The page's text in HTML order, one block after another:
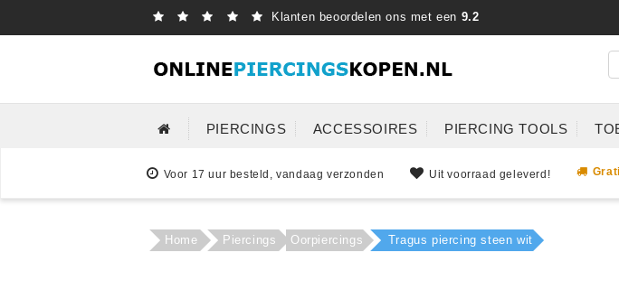
Klanten beoordelen ons met een 9.2
PIERCINGS ACCESSOIRES PIERCING TOOLS
Voor 17 uur besteld, vandaag verzonden Uit voorraad geleverd!
Home Piercings Oorpiercings Tragus piercing steen wit